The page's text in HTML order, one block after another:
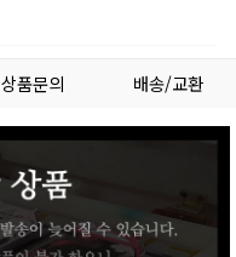
상품문의 배송/교환